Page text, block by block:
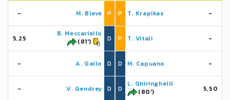
- M. Bleve P
5,25
B. Meccariello
(81')
D
- A. Gallo D
- V. Gendrey D
P T. Krapikas -
P T. Vitali -
D M. Capuano -
D
L. Ghiringhelli
(80')
5,50